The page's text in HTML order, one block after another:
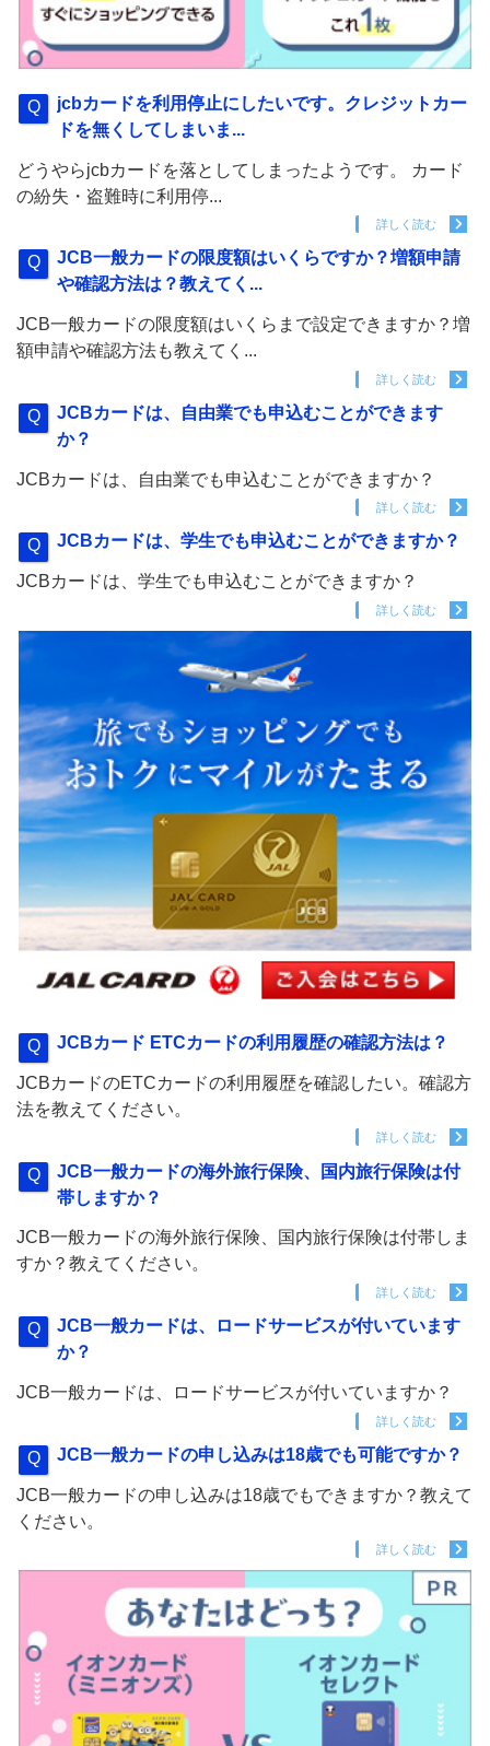
jcbカードを利用停止にしたいです。クレジットカー
ドを無くしてしまいま...
どうやらjcbカードを落としてしまったようです。 カード
の紛失・盗難時に利用停...
詳しく読む
JCB一般カードの限度額はいくらですか？増額申請
や確認方法は？教えてく...
JCB一般カードの限度額はいくらまで設定できますか？増
額申請や確認方法も教えてく...
詳しく読む
JCBカードは、自由業でも申込むことができます
か？
JCBカードは、自由業でも申込むことができますか？
詳しく読む
JCBカードは、学生でも申込むことができますか？
JCBカードは、学生でも申込むことができますか？
詳しく読む
JCBカード ETCカードの利用履歴の確認方法は？
JCBカードのETCカードの利用履歴を確認したい。確認方
法を教えてください。
詳しく読む
JCB一般カードの海外旅行保険、国内旅行保険は付
帯しますか？
JCB一般カードの海外旅行保険、国内旅行保険は付帯しま
すか？教えてください。
詳しく読む
JCB一般カードは、ロードサービスが付いています
か？
JCB一般カードは、ロードサービスが付いていますか？
詳しく読む
JCB一般カードの申し込みは18歳でも可能ですか？
JCB一般カードの申し込みは18歳でもできますか？教えて
ください。
詳しく読む